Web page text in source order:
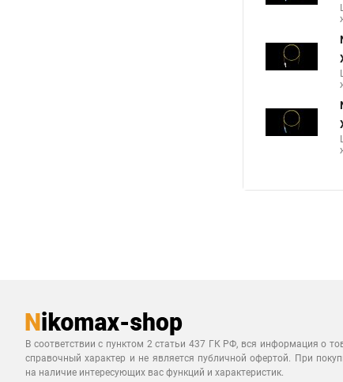
В соответствии с пунктом 2 статьи 437 ГК РФ, вся информация о
справочный характер и не является публичной офертой. При
на наличие интересующих вас функций и характеристик.